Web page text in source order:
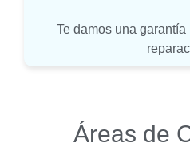
Te damos una
Áreas de